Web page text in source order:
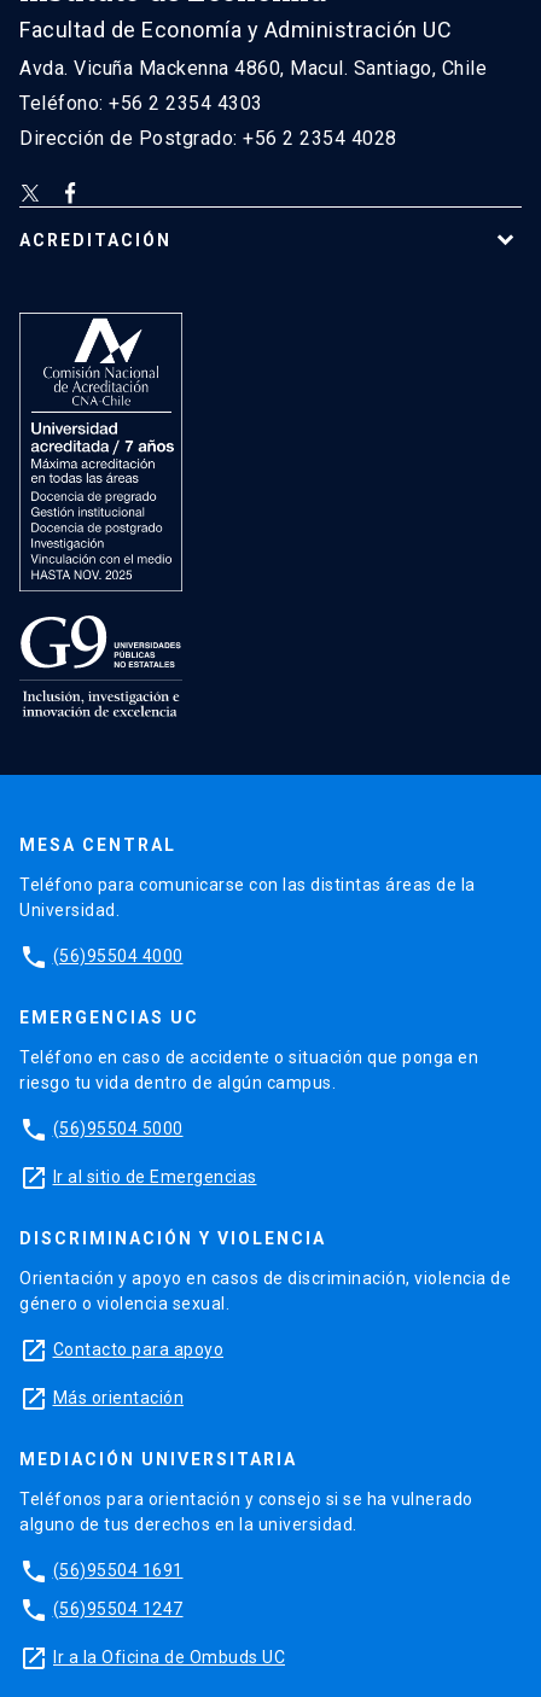
Facultad de Economía y Administración UC
Avda. Vicuña Mackenna 4860, Macul. Santiago, Chile
Teléfono: +56 2 2354 4303
Dirección de Postgrado: +56 2 2354 4028
ACREDITACIÓN
MESA CENTRAL
Teléfono para comunicarse con las distintas áreas de la
Universidad.
phone (56)95504 4000
EMERGENCIAS UC
Teléfono en caso de accidente o situación que ponga en
riesgo tu vida dentro de algún campus.
phone (56)95504 5000
launch Ir al sitio de Emergencias
DISCRIMINACIÓN Y VIOLENCIA
Orientación y apoyo en casos de discriminación, violencia de
género o violencia sexual.
launch Contacto para apoyo
launch Más orientación
MEDIACIÓN UNIVERSITARIA
Teléfonos para orientación y consejo si se ha vulnerado
alguno de tus derechos en la universidad.
phone (56)95504 1691
phone (56)95504 1247
launch Ir a la Oficina de Ombuds UC